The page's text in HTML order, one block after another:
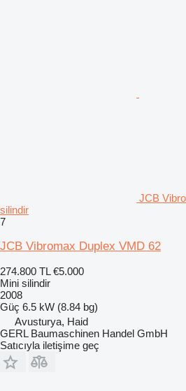
JCB
silindir
7
JCB Vibromax Duplex VMD 62
274.800 TL €5.000
Mini silindir
2008
Güç 6.5 kW (8.84 bg)
Avusturya, Haid
GERL Baumaschinen Handel GmbH
Satıcıyla iletişime geç